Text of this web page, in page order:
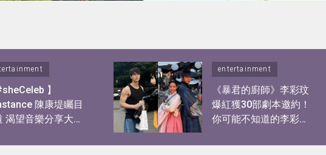
】
陳康堤矚目
渴望音樂分享大世
另一面！
entertainment
《暴君的廚師》李彩玟
爆紅獲30部劇本邀約！
你可能不知道的李彩玟
江、被稱為港版193！